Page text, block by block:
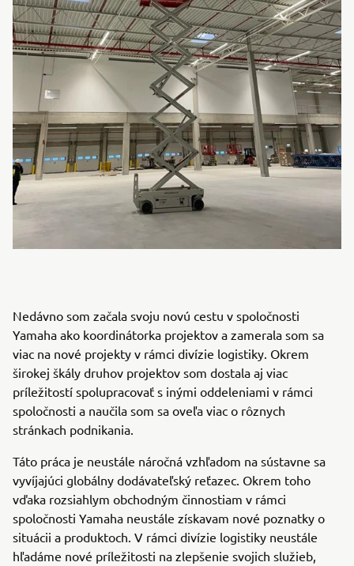
Nedávno som začala svoju novú cestu v spoločnosti
Yamaha ako koordinátorka projektov a zamerala som sa
viac na nové projekty v rámci divízie logistiky. Okrem
širokej škály druhov projektov som dostala aj viac
príležitostí spolupracovať s inými oddeleniami v rámci
spoločnosti a naučila som sa oveľa viac o rôznych
stránkach podnikania.
Táto práca je neustále náročná vzhľadom na sústavne sa
vyvíjajúci globálny dodávateľský reťazec. Okrem toho
vďaka rozsiahlym obchodným činnostiam v rámci
spoločnosti Yamaha neustále získavam nové poznatky o
situácii a produktoch. V rámci divízie logistiky neustále
hľadáme nové príležitosti na zlepšenie svojich služieb,